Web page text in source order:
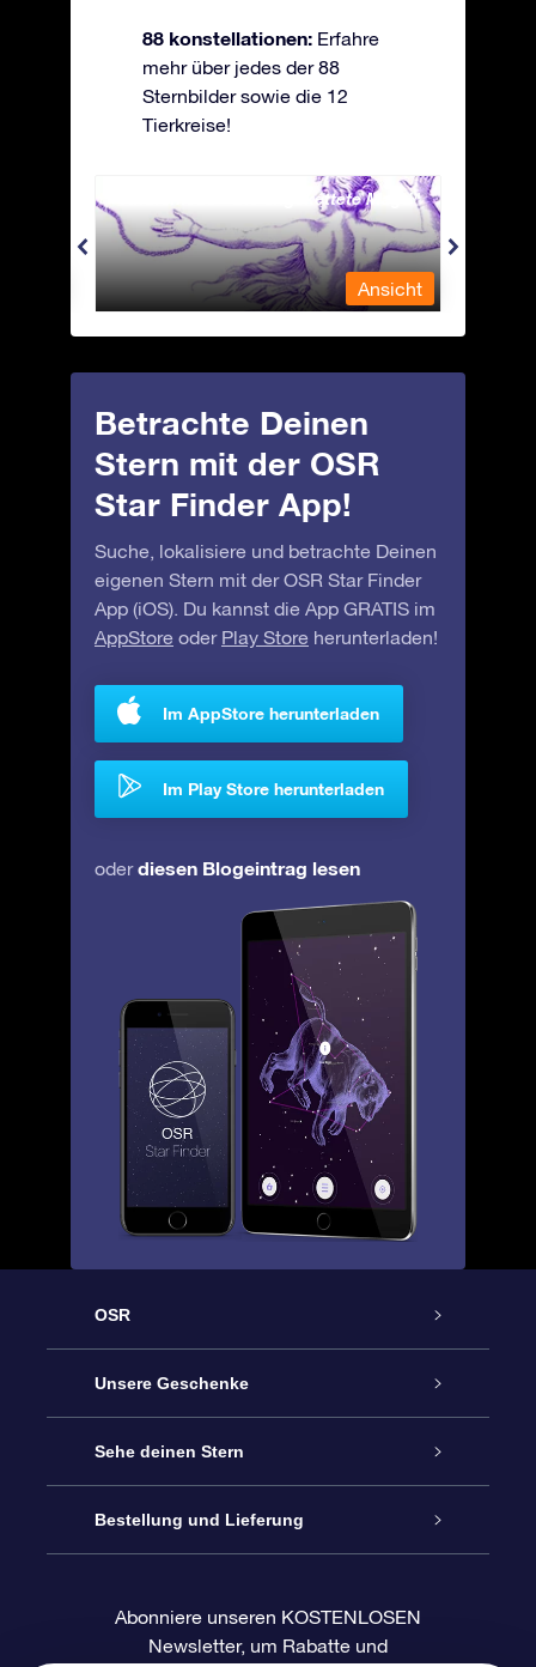
88 konstellationen: Erfahre
mehr über jedes der 88
Sternbilder sowie die 12
Tierkreise!
Andromeda - Die angekettete Magd
Ansicht
Betrachte Deinen
Stern mit der OSR
Star Finder App!
Suche, lokalisiere und betrachte Deinen
eigenen Stern mit der OSR Star Finder
App (iOS). Du kannst die App GRATIS im
AppStore oder Play Store herunterladen!
Im AppStore herunterladen
Im Play Store herunterladen
oderdiesen Blogeintrag lesen
OSR
Service
Kontakt
Blog
Bewertungen
Unsere Geschenke
Sterne schenken
OSR-Geschenkpaket
OSR-Geschenkgutschein
Sehe deinen Stern
Sternregister
Personalisierte Sternseite
Bestellung und Lieferung
Zahlungsinformationen
Abonniere unseren KOSTENLOSEN
Newsletter, um Rabatte und